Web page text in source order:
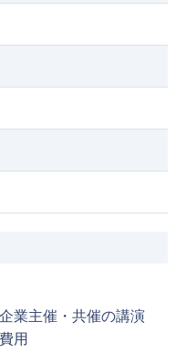
業主催・共催の講演
用